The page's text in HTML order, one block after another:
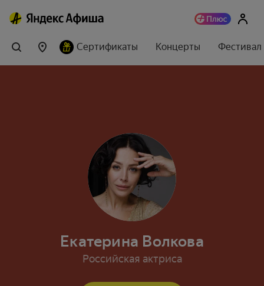
Сертификаты Концерты
Екатерина Волкова
Российская актриса